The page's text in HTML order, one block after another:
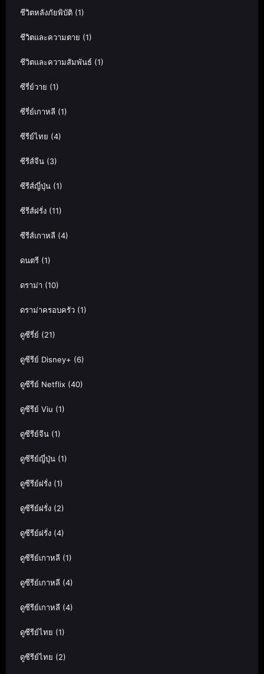
ชีวิตหลังภัยพิบัติ (1)
ชีวิตและความตาย (1)
ชีวิตและความสัมพันธ์ (1)
ซีรี่ย์วาย (1)
ซีรี่ย์เกาหลี (1)
ซีรีย์ไทย (4)
ซีรีส์จีน (3)
ซีรีส์ญี่ปุ่น (1)
ซีรีส์ฝรั่ง (11)
ซีรีส์เกาหลี (4)
ดนตรี (1)
ดราม่า (10)
ดราม่าครอบครัว (1)
ดูซีรี่ย์ (21)
ดูซีรีย์ Disney+ (6)
ดูซีรีย์ Netflix (40)
ดูซีรีย์ Viu (1)
ดูซีรีย์จีน (1)
ดูซีรีย์ญี่ปุ่น (1)
ดูซีรีย์ฝรั่ง (1)
ดูซีรีย์ฝรั่ง (2)
ดูซีรีย์ฝรั่ง (4)
ดูซีรีย์เกาหลี (1)
ดูซีรีย์เกาหลี (4)
ดูซีรีย์เกาหลี (4)
ดูซีรีย์ไทย (1)
ดูซีรีย์ไทย (2)